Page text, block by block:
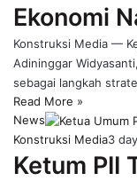
Ekonomi
Konstruksi Media —
Adininggar
sebagai langkah
Read More »
News
Konstruksi Media3
Ketum PII